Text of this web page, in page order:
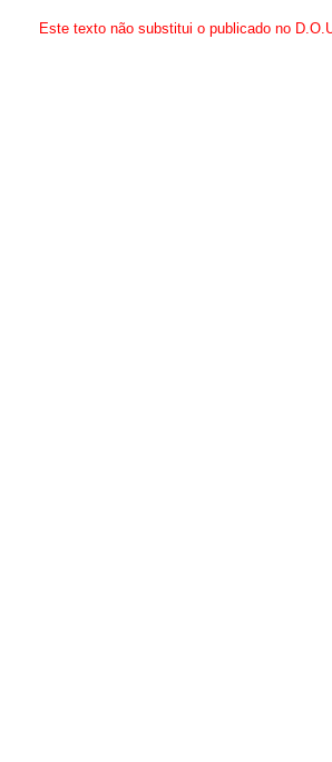
Este texto não substitui o publicado no